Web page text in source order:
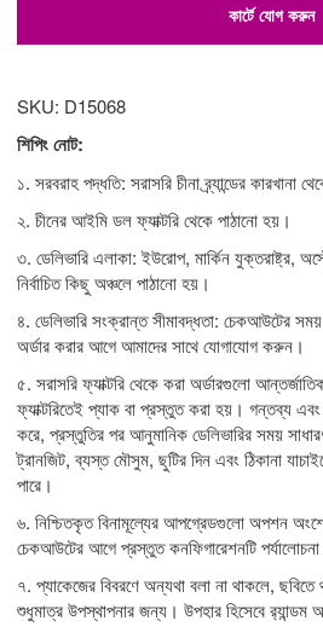
কার্টে যোগ করুন
SKU: D15068
শিপিং নোট:
১. সরবরাহ পদ্ধতি: সরাসরি চীনা ব্র্যান্ডের কারখানা
২. চীনের আইমি ডল ফ্যাক্টরি থেকে পাঠানো হয়।
৩. ডেলিভারি এলাকা: ইউরোপ, মার্কিন যুক্তরাষ্ট্র,
নির্বাচিত কিছু অঞ্চলে পাঠানো হয়।
৪. ডেলিভারি সংক্রান্ত সীমাবদ্ধতা: চেকআউটের
অর্ডার করার আগে আমাদের সাথে যোগাযোগ করুন।
৫. সরাসরি ফ্যাক্টরি থেকে করা অর্ডারগুলো
ফ্যাক্টরিতেই প্যাক বা প্রস্তুত করা হয়। গন্তব্য এবং
করে, প্রস্তুতির পর আনুমানিক ডেলিভারির সময়
ট্রানজিট, ব্যস্ত মৌসুম, ছুটির দিন এবং ঠিকানা
পারে।
৬. নিশ্চিতকৃত বিনামূল্যের আপগ্রেডগুলো অপশন
চেকআউটের আগে প্রস্তুত কনফিগারেশনটি
৭. প্যাকেজের বিবরণে অন্যথা বলা না থাকলে,
শুধুমাত্র উপস্থাপনার জন্য। উপহার হিসেবে র‍্যান্ডম